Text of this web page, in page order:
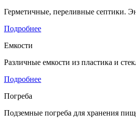
Герметичные, переливные септики.
Подробнее
Емкости
Различные емкости из пластика и
Подробнее
Погреба
Подземные погреба для хранения